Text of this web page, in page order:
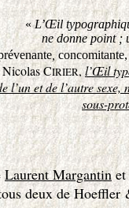
«L’Œil
ne donne point ;
,concomitante,
Nicolas CIRIER,l’Œil
l’un et de l’autre
sous-
Laurent Margantinet
deux de Hoeffler